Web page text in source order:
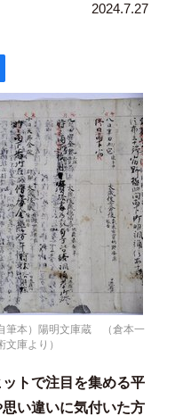
2024.7.27
筆本）陽明文庫蔵 （倉本一
庫より）
トで注目を集める平
い違いに気付いた方